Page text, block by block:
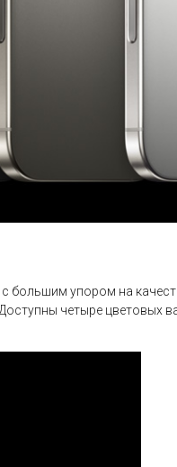
большим упором на
четыре цветовых